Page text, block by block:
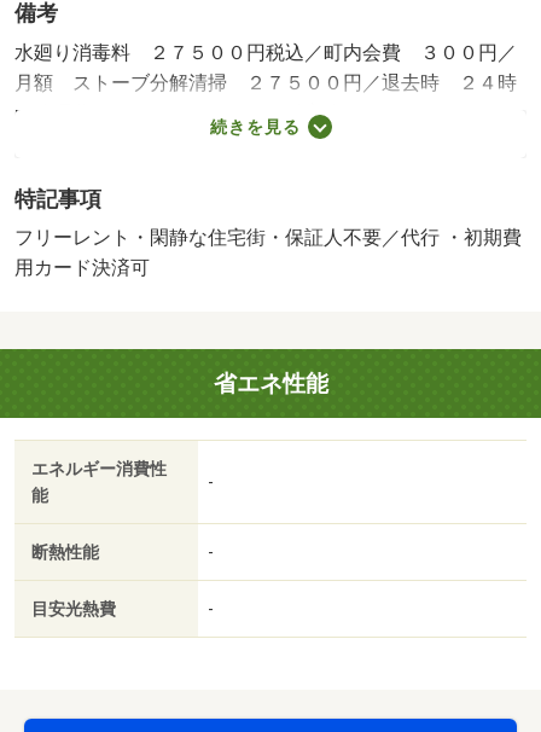
備考
水廻り消毒料 ２７５００円税込／町内会費 ３００円／
月額 ストーブ分解清掃 ２７５００円／退去時 ２４時
間管理費 １６５０円／月額 鍵交換代 １１０００円／
退去時／保証会社利用必：初回保証料：月額賃料等の５
／フリーレント１ヶ月／バストイレ別／エアコン／ガスコ
ンロ対応／ＴＶインターホン／室内洗濯置／シューズボッ
クス／光ファイバー／即入居可／閑静な住宅地／灯油暖房
ごみ置き場／和室／全居室６畳以上／プロパンガス／高速
ネット対応／敷金・礼金不要／ＩＴ重説 対応物件／初期
費用カード決済可／全室照明付／セレスタ札幌（ショッピ
ングセンター）まで６０６ｍ／マックスバリュ光星店（ス
ーパー）まで４５５ｍ／東光ストア東区役所駅前店（スー
パー）まで６２０ｍ／セブンイレブン札幌北１５条東店
（コンビニ）まで４４７ｍ／調剤薬局ツルハドラッグ北１
２条店（ドラッグストア）まで５５４ｍ/賃貸戸数:8戸
続きを見る
特記事項
フリーレント・閑静な住宅街・保証人不要／代行 ・初期費
用カード決済可
省エネ性能
エネルギー消費性
能
-
断熱性能 -
目安光熱費 -